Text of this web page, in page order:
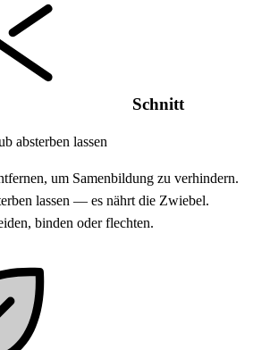
Schnitt
absterben lassen
um Samenbildung zu verhindern.
lassen — es nährt die Zwiebel.
binden oder flechten.